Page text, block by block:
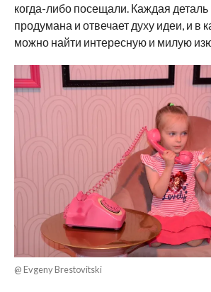
когда-либо посещали. Каждая деталь
продумана и отвечает духу идеи, и в
можно найти интересную и милую
@ Evgeny Brestovitski